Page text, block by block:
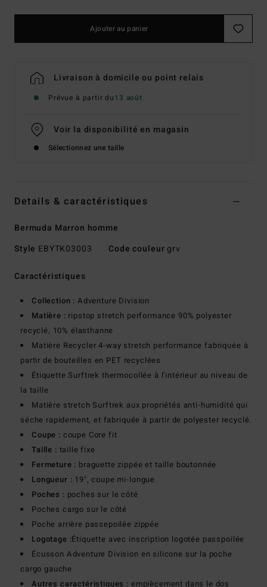
Ajouter au panier
Livraison à domicile ou point relais
Prévue à partir du13 août
Voir la disponibilité en magasin
Sélectionnez une taille
Details & caractéristiques
Bermuda Marron homme
Style EBYTK03003 Code couleur grv
Caractéristiques
Collection : Adventure Division
Matière : ripstop stretch performance 90% polyester
recyclé, 10% élasthanne
Matière Recycler 4-way stretch performance fabriquée à
partir de bouteilles en PET recyclées
Étiquette Surftrek thermocollée à l'intérieur au niveau de
la taille
Matière stretch Surftrek aux propriétés anti-humidité qui
séche rapidement, et fabriquée à partir de polyester recyclé.
Coupe : coupe Core fit
Taille : taille fixe
Fermeture : braguette zippée et taille boutonnée
Longueur : 19", coupe mi-longue
Poches : poches sur le côté
Poches cargo sur le côté
Poche arrière passepoilée zippée
Logotage :Étiquette avec inscription logotée passpoilée
Écusson Adventure Division en silicone sur la poche
cargo gauche
Autres caractéristiques : empiècement dans le dos